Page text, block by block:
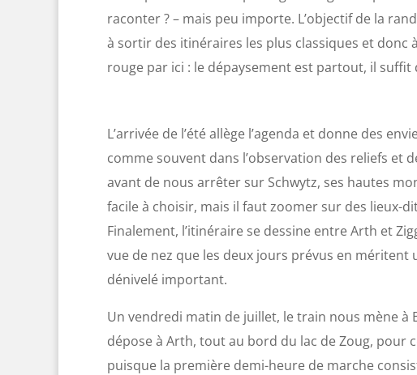
raconter ? – mais peu importe. L’objectif de la
à sortir des itinéraires les plus classiques et
rouge par ici : le dépaysement est partout, il suffit
L’arrivée de l’été allège l’agenda et donne des
comme souvent dans l’observation des reliefs et
avant de nous arrêter sur Schwytz, ses hautes
facile à choisir, mais il faut zoomer sur des lieux-
Finalement, l’itinéraire se dessine entre Arth et
vue de nez que les deux jours prévus en méritent
dénivelé important.
Un vendredi matin de juillet, le train nous mène à
dépose à Arth, tout au bord du lac de Zoug, pour
puisque la première demi-heure de marche